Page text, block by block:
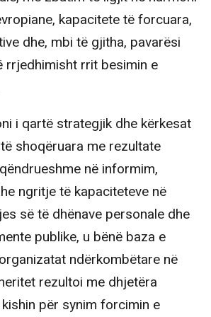
kapacitete të forcuara,
dhe, mbi të gjitha, pavarësi
rrjedhimisht rrit besimin e
i qartë strategjik dhe kërkesat
shoqëruara me rezultate
në informim,
ngritje të kapaciteteve në
së të dhënave personale dhe
publike, u bënë baza e
ndërkombëtare në
rezultoi me dhjetëra
për synim forcimin e